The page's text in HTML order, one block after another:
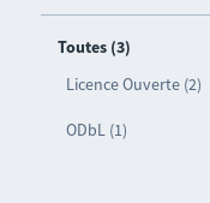
Toutes (3)
Licence Ouverte (2)
ODbL (1)